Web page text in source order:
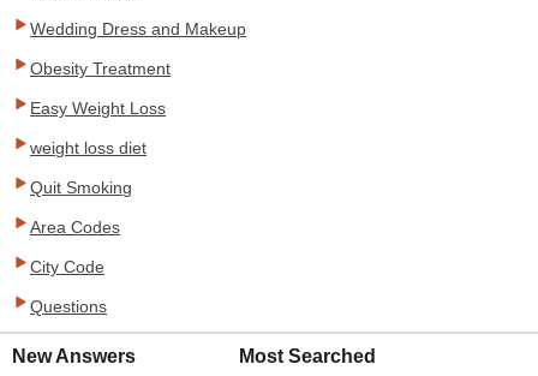
Wedding Dress and Makeup
Obesity Treatment
Easy Weight Loss
weight loss diet
Quit Smoking
Area Codes
City Code
Questions
New Answers Most Searched